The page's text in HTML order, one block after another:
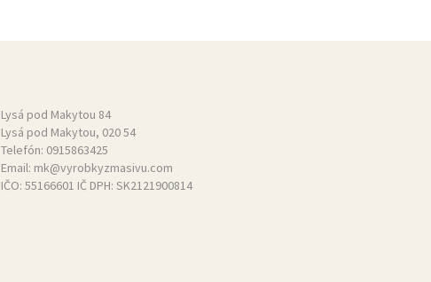
Lysá pod Makytou 84
Lysá pod Makytou, 020 54
Telefón: 0915863425
Email: mk@vyrobkyzmasivu.com
IČO: 55166601 IČ DPH: SK2121900814